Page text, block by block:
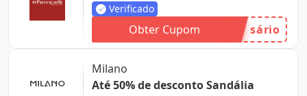
Verificado
Obter Cupom sário
Milano
Até 50% de desconto Sandália